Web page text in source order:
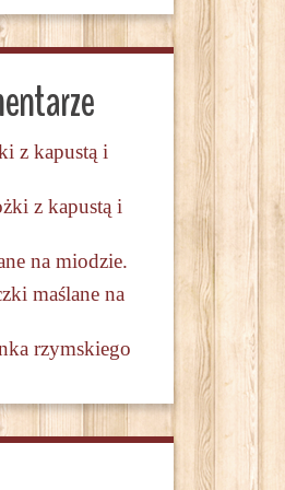
z kapustą i
z kapustą i
na miodzie.
maślane na
rzymskiego